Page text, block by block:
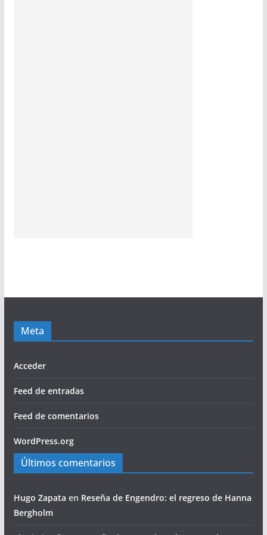
Meta
Acceder
Feed de entradas
Feed de comentarios
WordPress.org
Últimos comentarios
Hugo Zapata en Reseña de Engendro: el regreso de Hanna
Bergholm